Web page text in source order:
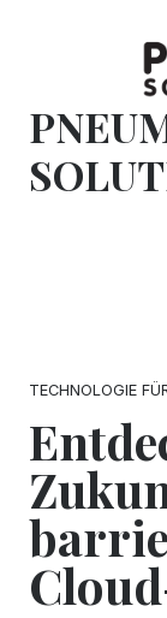
TECHNOLOGIE